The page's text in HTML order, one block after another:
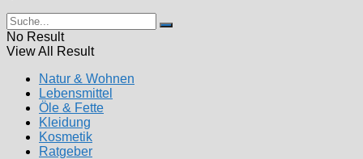
No Result
View All Result
Natur & Wohnen
Lebensmittel
Öle & Fette
Kleidung
Kosmetik
Ratgeber